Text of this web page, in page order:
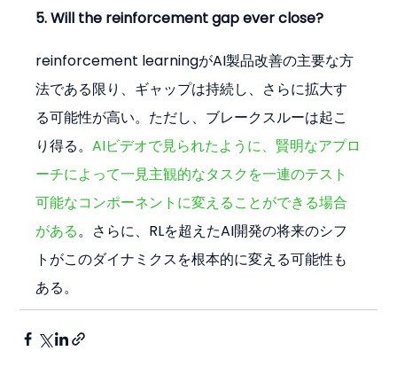
5. Will the reinforcement gap ever close?
reinforcement learningがAI製品改善の主要な方
法である限り、ギャップは持続し、さらに拡大す
る可能性が高い。ただし、ブレークスルーは起こ
り得る。AIビデオで見られたように、賢明なアプロ
ーチによって一見主観的なタスクを一連のテスト
可能なコンポーネントに変えることができる場合
がある。さらに、RLを超えたAI開発の将来のシフ
トがこのダイナミクスを根本的に変える可能性も
ある。